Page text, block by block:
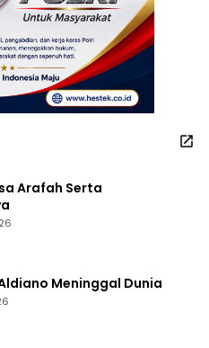
Arafah Serta
Meninggal Dunia